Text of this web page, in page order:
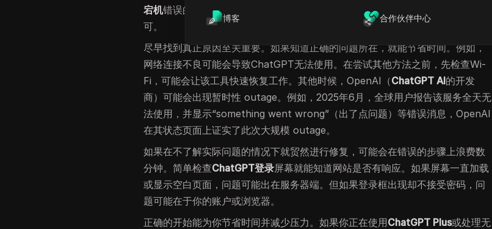
博客 合作伙伴中心
宕机错误的原因你可以快速修复。其他时候，问题出在服务器端，你只需等待即
可。
尽早找到真正原因至关重要。如果知道正确的问题所在，就能节省时间。例如，
网络连接不良可能会导致ChatGPT无法使用。在尝试其他方法之前，先检查Wi-
Fi，可能会让该工具快速恢复工作。其他时候，OpenAI（ChatGPT AI的开发
商）可能会出现暂时性 outage。例如，2025年6月，全球用户报告该服务全天无
法使用，并显示“something went wrong”（出了点问题）等错误消息，OpenAI
在其状态页面上证实了此次大规模 outage。
如果在不了解实际问题的情况下就贸然进行修复，可能会在错误的步骤上浪费数
分钟。简单检查ChatGPT登录屏幕就能知道网站是否有响应。如果屏幕一直加载
或显示空白页面，问题可能出在服务器端。但如果登录框出现却不接受密码，问
题可能在于你的账户或浏览器。
正确的开始能为你节省时间并减少压力。如果你正在使用ChatGPT Plus或处理无